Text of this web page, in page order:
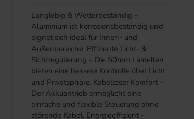
Langlebig & Wetterbeständig –
Aluminium ist korrosionsbeständig und
eignet sich ideal für Innen- und
Außenbereiche. Effiziente Licht- &
Sichtregulierung – Die 50mm Lamellen
bieten eine bessere Kontrolle über Licht
und Privatsphäre. Kabelloser Komfort –
Der Akkuantrieb ermöglicht eine
einfache und flexible Steuerung ohne
störende Kabel. Energieeffizient –